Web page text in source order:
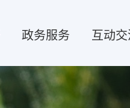
政务服务 互动